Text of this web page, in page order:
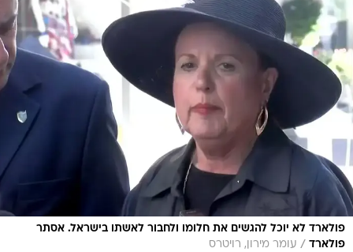
פולארד לא יוכל להגשים את חלומו ולחבור לאשתו בישראל. אסתר
פולארד / עומר מירון, רויטרס